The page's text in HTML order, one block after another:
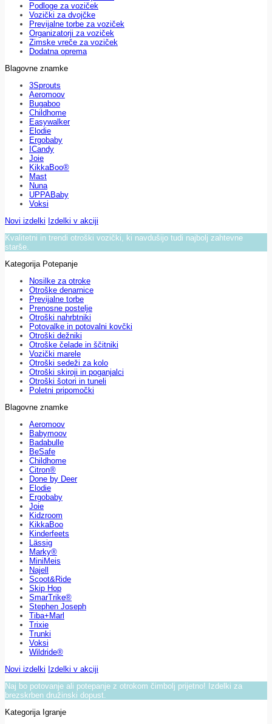
Podloge za voziček
Vozički za dvojčke
Previjalne torbe za voziček
Organizatorji za voziček
Zimske vreče za voziček
Dodatna oprema
Blagovne znamke
3Sprouts
Aeromoov
Bugaboo
Childhome
Easywalker
Elodie
Ergobaby
ICandy
Joie
KikkaBoo®
Mast
Nuna
UPPABaby
Voksi
Novi izdelki Izdelki v akciji
Kvalitetni in trendi otroški vozički, ki navdušijo tudi najbolj zahtevne
starše.
Kategorija Potepanje
Nosilke za otroke
Otroške denarnice
Previjalne torbe
Prenosne postelje
Otroški nahrbtniki
Potovalke in potovalni kovčki
Otroški dežniki
Otroške čelade in ščitniki
Vozički marele
Otroški sedeži za kolo
Otroški skiroji in poganjalci
Otroški šotori in tuneli
Poletni pripomočki
Blagovne znamke
Aeromoov
Babymoov
Badabulle
BeSafe
Childhome
Citron®
Done by Deer
Elodie
Ergobaby
Joie
Kidzroom
KikkaBoo
Kinderfeets
Lässig
Marky®
MiniMeis
Najell
Scoot&Ride
Skip Hop
SmarTrike®
Stephen Joseph
Tiba+Marl
Trixie
Trunki
Voksi
Wildride®
Novi izdelki Izdelki v akciji
Naj bo potovanje ali potepanje z otrokom čimbolj prijetno! Izdelki za
brezskrben družinski dopust.
Kategorija Igranje